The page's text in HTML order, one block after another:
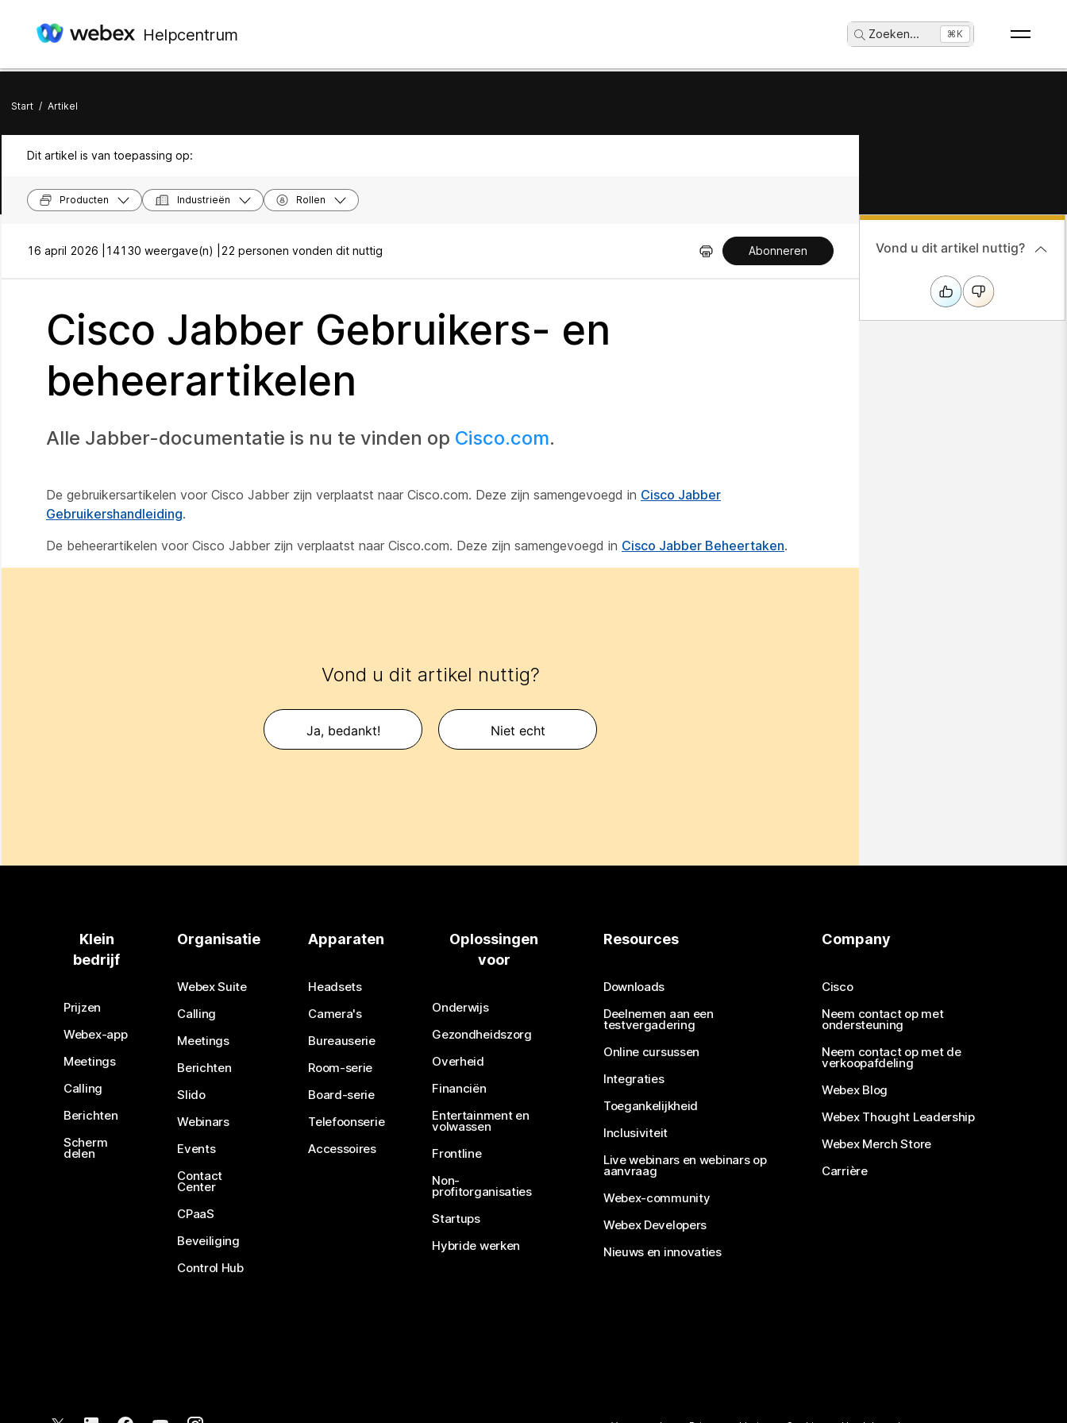
Helpcentrum Zoeken... ⌘K
Start / Artikel
Dit artikel is van toepassing op:
Producten Industrieën Rollen
16 april 2026 | 14130 weergave(n) | 22 personen vonden dit nuttig Abonneren
Cisco Jabber Gebruikers- en
beheerartikelen
Alle Jabber-documentatie is nu te vinden op Cisco.com.
De gebruikersartikelen voor Cisco Jabber zijn verplaatst naar Cisco.com. Deze zijn samengevoegd in Cisco Jabber
Gebruikershandleiding.
De beheerartikelen voor Cisco Jabber zijn verplaatst naar Cisco.com. Deze zijn samengevoegd in Cisco Jabber Beheertaken.
Vond u dit artikel nuttig?
Ja, bedankt! Niet echt
Vond u dit artikel nuttig?
Klein
bedrijf
Prijzen
Webex-app
Meetings
Calling
Berichten
Scherm
delen
Organisatie
Webex Suite
Calling
Meetings
Berichten
Slido
Webinars
Events
Contact
Center
CPaaS
Beveiliging
Control Hub
Apparaten
Headsets
Camera's
Bureauserie
Room-serie
Board-serie
Telefoonserie
Accessoires
Oplossingen
voor
Onderwijs
Gezondheidszorg
Overheid
Financiën
Entertainment en
volwassen
Frontline
Non-
profitorganisaties
Startups
Hybride werken
Resources
Downloads
Deelnemen aan een
testvergadering
Online cursussen
Integraties
Toegankelijkheid
Inclusiviteit
Live webinars en webinars op
aanvraag
Webex-community
Webex Developers
Nieuws en innovaties
Company
Cisco
Neem contact op met
ondersteuning
Neem contact op met de
verkoopafdeling
Webex Blog
Webex Thought Leadership
Webex Merch Store
Carrière